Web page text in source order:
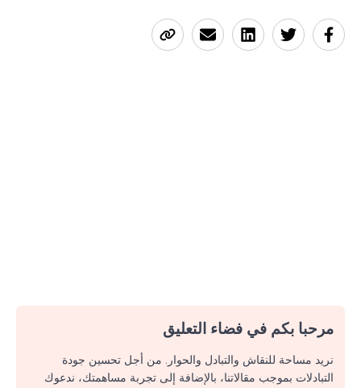
مرحبا بكم في فضاء التعليق
نريد مساحة للنقاش والتبادل والحوار. من أجل تحسين جودة
التبادلات بموجب مقالاتنا، بالإضافة إلى تجربة مساهمتك، ندعوك